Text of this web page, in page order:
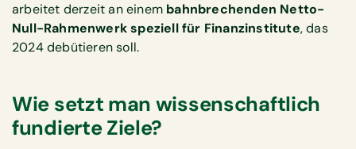
arbeitet derzeit an einem bahnbrechenden Netto-
Null-Rahmenwerk speziell für Finanzinstitute, das
2024 debütieren soll.
Wie setzt man wissenschaftlich
fundierte Ziele?